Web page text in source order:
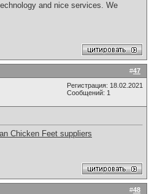
and nice services. We
#47
Регистрация: 18.02.2021
Сообщений: 1
Chicken Feet suppliers
#48